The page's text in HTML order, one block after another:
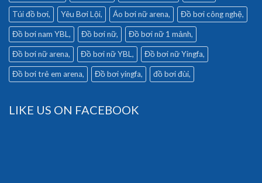
Túi đồ bơi Yêu Bơi Lội Áo bơi nữ arena Đồ bơi công nghệ
Đồ bơi nam YBL Đồ bơi nữ Đồ bơi nữ 1 mảnh
Đồ bơi nữ arena Đồ bơi nữ YBL Đồ bơi nữ Yingfa
Đồ bơi trẻ em arena Đồ bơi yingfa đồ bơi đùi
LIKE US ON FACEBOOK